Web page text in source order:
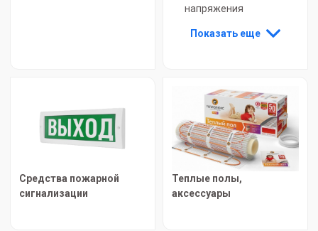
напряжения
Показать еще
Средства пожарной
сигнализации
Теплые полы,
аксессуары